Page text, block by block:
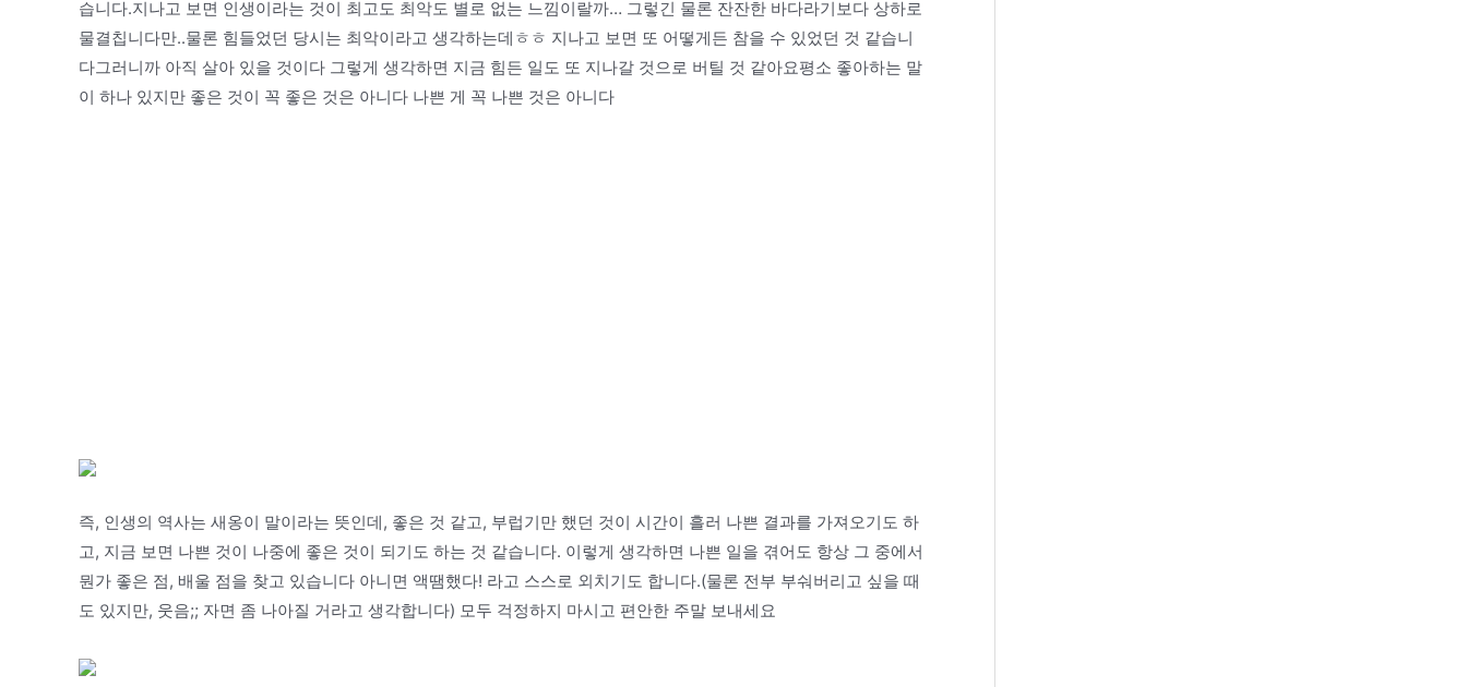
습니다.지나고 보면 인생이라는 것이 최고도 최악도 별로 없는 느낌이랄까… 그렇긴 물론 잔잔한 바다라기보다 상하로
물결칩니다만..물론 힘들었던 당시는 최악이라고 생각하는데ㅎㅎ 지나고 보면 또 어떻게든 참을 수 있었던 것 같습니
다그러니까 아직 살아 있을 것이다 그렇게 생각하면 지금 힘든 일도 또 지나갈 것으로 버틸 것 같아요평소 좋아하는 말
이 하나 있지만 좋은 것이 꼭 좋은 것은 아니다 나쁜 게 꼭 나쁜 것은 아니다
즉, 인생의 역사는 새옹이 말이라는 뜻인데, 좋은 것 같고, 부럽기만 했던 것이 시간이 흘러 나쁜 결과를 가져오기도 하
고, 지금 보면 나쁜 것이 나중에 좋은 것이 되기도 하는 것 같습니다. 이렇게 생각하면 나쁜 일을 겪어도 항상 그 중에서
뭔가 좋은 점, 배울 점을 찾고 있습니다 아니면 액땜했다! 라고 스스로 외치기도 합니다.(물론 전부 부숴버리고 싶을 때
도 있지만, 웃음;; 자면 좀 나아질 거라고 생각합니다) 모두 걱정하지 마시고 편안한 주말 보내세요